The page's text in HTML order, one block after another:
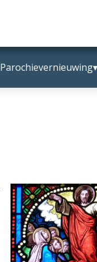
Parochievernieuwing